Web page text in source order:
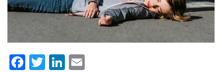
Facebook
TwitterLinkedIn